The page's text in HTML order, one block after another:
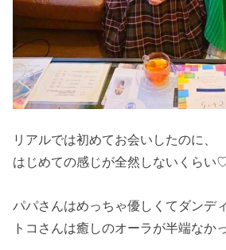
リアルでは初めてお会いしたのに、
はじめての感じが全然しないくらい
パパさんはめっちゃ優しくてダンデ
トコさんは癒しのオーラが半端なか